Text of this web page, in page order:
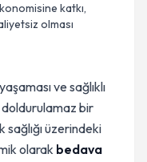
katkı,
olması
ve sağlıklı
bir
üzerindeki
olarak bedava